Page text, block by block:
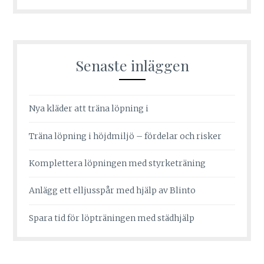
Senaste inläggen
Nya kläder att träna löpning i
Träna löpning i höjdmiljö – fördelar och risker
Komplettera löpningen med styrketräning
Anlägg ett elljusspår med hjälp av Blinto
Spara tid för löpträningen med städhjälp